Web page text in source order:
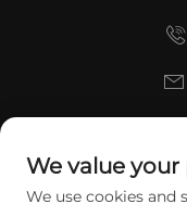
Copyright © 2025 China
We value your
We use cookies and